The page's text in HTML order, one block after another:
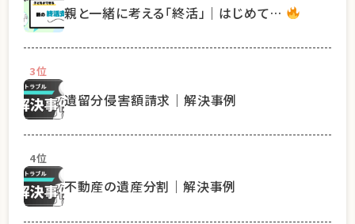
親と一緒に考える「終活」｜はじめて…
3位
遺留分侵害額請求｜解決事例
4位
不動産の遺産分割｜解決事例